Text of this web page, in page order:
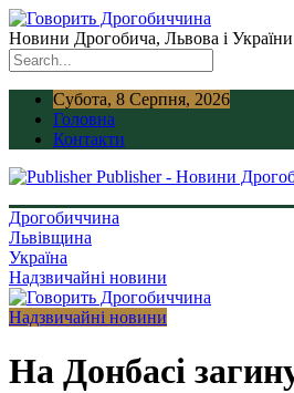
Новини Дрогобича, Львова і України
Субота, 8 Серпня, 2026
Головна
Контакти
Publisher - Новини
Дрогобиччина
Львівщина
Україна
Надзвичайні новини
Надзвичайні новини
На Донбасі